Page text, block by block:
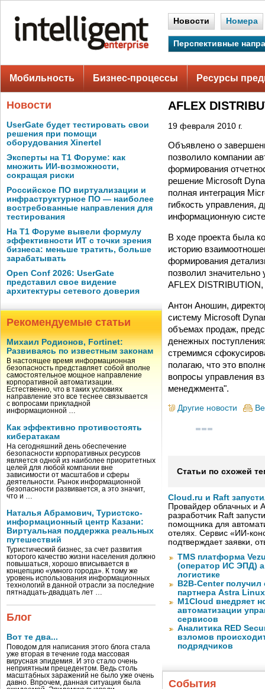
Новости Номера
Перспективные
Мобильность Бизнес-процессы Ресурсы
Новости
UserGate будет тестировать свои
решения при помощи
оборудования Xinertel
Эксперты на Т1 Форуме: как
множить ИИ-возможности,
сокращая риски
Российское ПО виртуализации и
инфраструктурное ПО — наиболее
востребованные направления для
тестирования
На Т1 Форуме вывели формулу
эффективности ИТ с точки зрения
бизнеса: меньше тратить, больше
зарабатывать
Open Conf 2026: UserGate
представил свое видение
архитектуры сетевого доверия
Рекомендуемые статьи
Михаил Родионов, Fortinet:
Развиваясь по известным законам
В настоящее время информационная
безопасность представляет собой вполне
самостоятельное мощное направление
корпоративной автоматизации.
Естественно, что в таких условиях
направление это все теснее связывается
с вопросами прикладной
информационной …
Как эффективно противостоять
кибератакам
На сегодняшний день обеспечение
безопасности корпоративных ресурсов
является одной из наиболее приоритетных
целей для любой компании вне
зависимости от масштабов и сферы
деятельности. Рынок информационной
безопасности развивается, а это значит,
что и …
Наталья Абрамович, Туристско-
информационный центр Казани:
Виртуальная поддержка реальных
путешествий
Туристический бизнес, за счет развития
которого качество жизни населения должно
повышаться, хорошо вписывается в
концепцию «умного города». К тому же
уровень использования информационных
технологий в данной отрасли за последние
пятнадцать-двадцать лет …
Блог
Вот те два...
Поводом для написания этого блога стала
уже вторая в течение года массовая
вирусная эпидемия. И это стало очень
неприятным прецедентом. Ведь столь
масштабных заражений не было уже очень
давно. Впрочем, данная ситуация была
AFLEX
19 февраля 2010 г.
Объявлено о
позволило компании
формирования
решение Microsoft
полная интеграция
гибкость управления,
информационную
В ходе проекта была
историю
формирования
позволил значительно
AFLEX DISTRIBUTION,
Антон Аношин,
систему Microsoft
объемах продаж,
денежных
стремимся
полагаю, что это
вопросы управления
менеджмента".
Другие новости
Статьи по схожей
Cloud.ru и Raft
Провайдер облачных и
разработчик Raft
помощника для
отелях. Сервис «ИИ-
подтверждает заявки,
TMS платформа
(оператор ИС ЭПД)
логистике
B2B-Center получил
партнера Astra Linux
M1Cloud внедряет
автоматизации
сервисов
Аналитика RED
взломов
подрядчиков
События